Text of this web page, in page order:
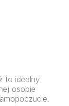
to idealny
osobie